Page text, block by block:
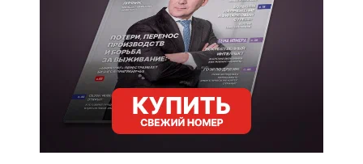
Ниши и рынки
Технологии и тренды